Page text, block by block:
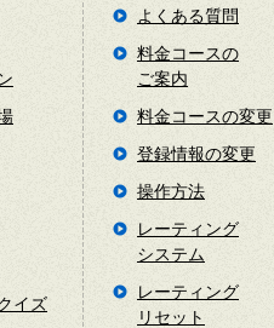
イズ
よくある質問
料金コースの
ご案内
料金コースの変更
登録情報の変更
操作方法
レーティング
システム
レーティング
リセット